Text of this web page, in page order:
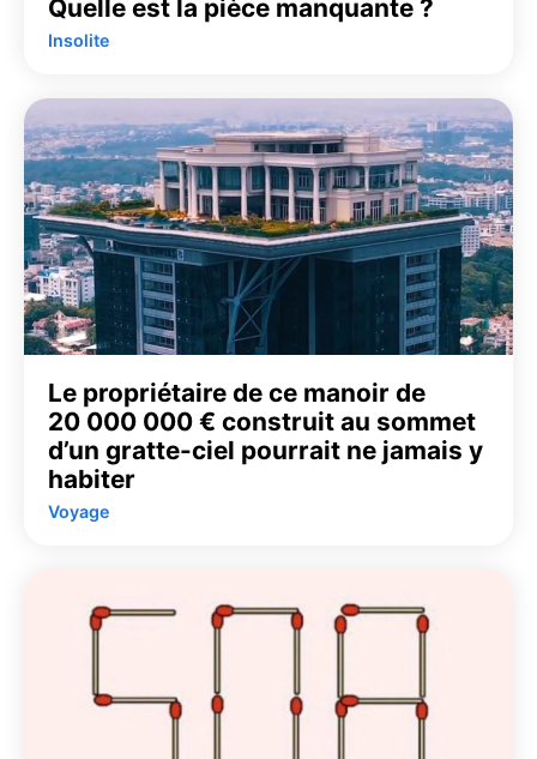
Quelle est la pièce manquante ?
Insolite
Le propriétaire de ce manoir de
20 000 000 € construit au sommet
d’un gratte-ciel pourrait ne jamais y
habiter
Voyage